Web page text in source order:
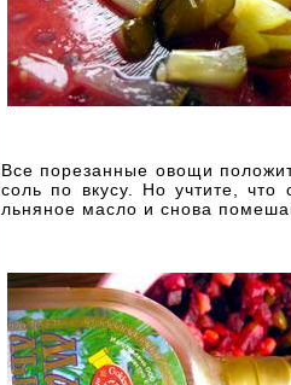
Все порезанные овощи
соль по вкусу. Но учтите,
льняное масло и снова